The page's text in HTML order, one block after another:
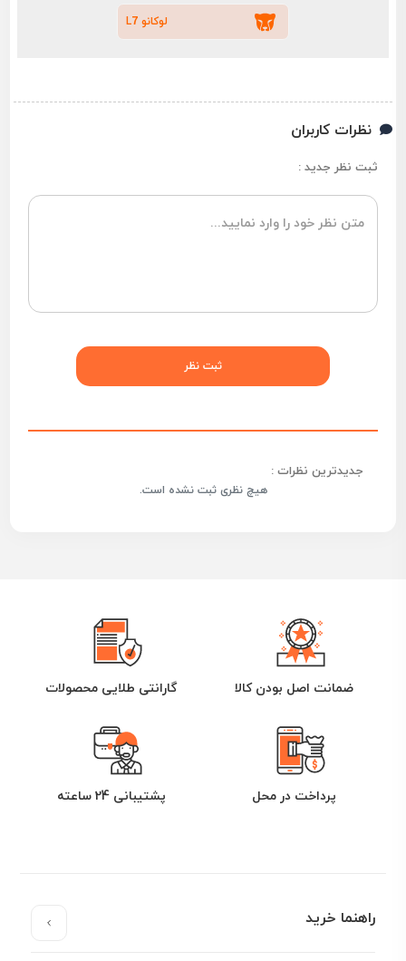
لوکانو L7
نظرات کاربران
ثبت نظر جدید :
جدیدترین نظرات :
هیچ نظری ثبت نشده است.
ضمانت اصل بودن کالا گارانتی طلایی محصولات
پرداخت در محل پشتیبانی 24 ساعته
راهنما خرید